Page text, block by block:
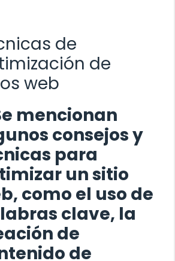
de
de
web
mencionan
consejos y
para
un sitio
como el uso de
clave, la
de
de